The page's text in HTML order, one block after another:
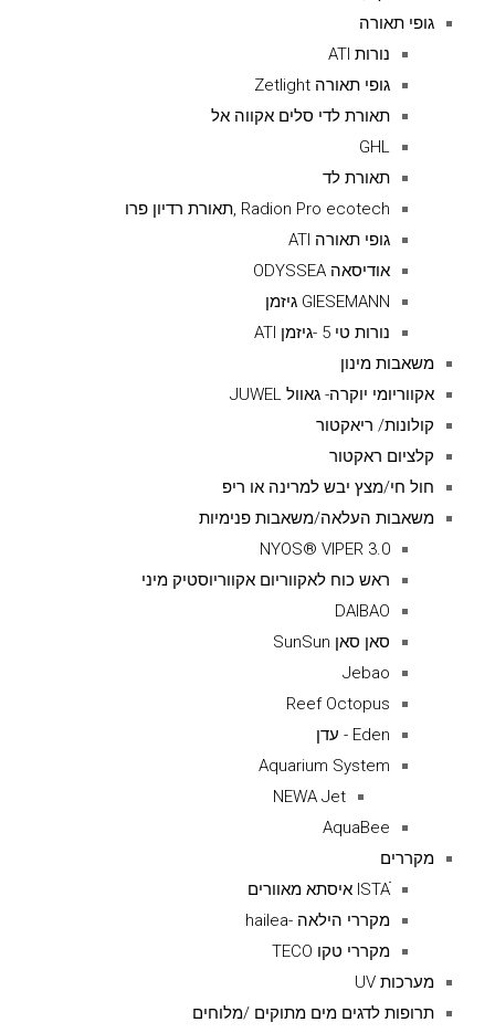
גופי תאורה
נורות ATI
גופי תאורה Zetlight
תאורת לדי סלים אקווה אל
GHL
תאורת לד
Radion Pro ecotech ,תאורת רדיון פרו
גופי תאורה ATI
אודיסאה ODYSSEA
GIESEMANN גיזמן
נורות טי 5 -גיזמן ATI
משאבות מינון
אקווריומי יוקרה- גאוול JUWEL
קולונות/ ריאקטור
קלציום ראקטור
חול חי/מצץ יבש למרינה או ריפ
משאבות העלאה/משאבות פנימיות
NYOS® VIPER 3.0
ראש כוח לאקווריום אקווריוסטיק מיני
DAIBAO
סאן סאן SunSun
Jebao
Reef Octopus
Eden - עדן
Aquarium System
NEWA Jet
AquaBee
מקררים
ISTAׁׂ איסתא מאוורים
מקררי הילאה -hailea
מקררי טקו TECO
מערכות UV
תרופות לדגים מים מתוקים /מלוחים